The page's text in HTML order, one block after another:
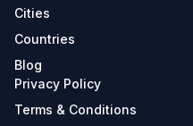
Cities
Countries
Blog
Privacy Policy
Terms & Conditions